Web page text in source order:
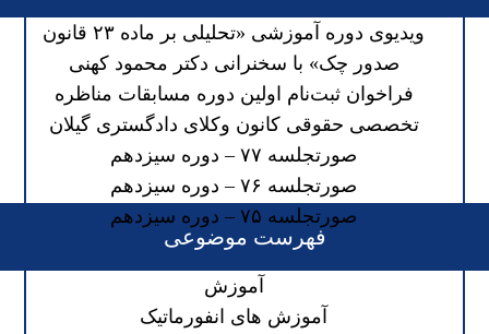
ویدیوی دوره آموزشی «تحلیلی بر ماده ۲۳ قانون
صدور چک» با سخنرانی دکتر محمود کهنی
فراخوان ثبت‌نام اولین دوره مسابقات مناظره
تخصصی حقوقی کانون وکلای دادگستری گیلان
صورتجلسه ۷۷ – دوره سیزدهم
صورتجلسه ۷۶ – دوره سیزدهم
صورتجلسه ۷۵ – دوره سیزدهم
فهرست موضوعی
آموزش
آموزش های انفورماتیک